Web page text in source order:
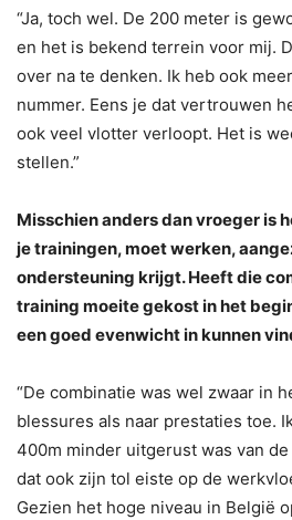
“Ja, toch wel. De 200 meter is
en het is bekend terrein voor mij.
over na te denken. Ik heb ook
nummer. Eens je dat vertrouwen
ook veel vlotter verloopt. Het is
stellen.”
Misschien anders dan vroeger is
je trainingen, moet werken,
ondersteuning krijgt. Heeft die
training moeite gekost in het
een goed evenwicht in kunnen
“De combinatie was wel zwaar in
blessures als naar prestaties toe.
400m minder uitgerust was van
dat ook zijn tol eiste op de
Gezien het hoge niveau in België